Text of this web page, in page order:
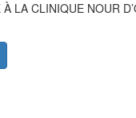
À LA CLINIQUE NOUR